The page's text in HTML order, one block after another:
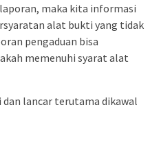
maka kita informasi
alat bukti yang tidak
pengaduan bisa
memenuhi syarat alat
dan lancar terutama dikawal